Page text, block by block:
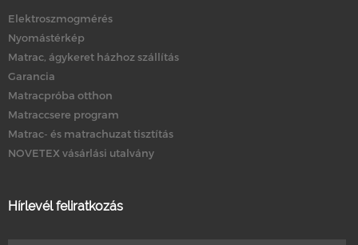
Elektroszmogmérés
Nyomástérkép
Matrac, ágykeret házhoz szállítás
Garancia
Matracpróba otthon
Matraccsere program
Matrac- és matrachuzat tisztítás
NOVETEX vásárlási utalvány
Hírlevél feliratkozás